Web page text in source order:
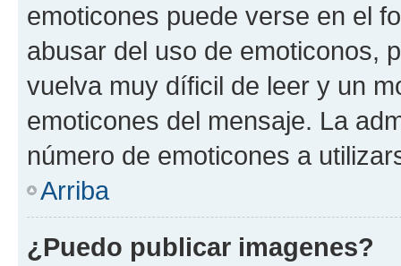
emoticones puede verse en el
abusar del uso de emoticonos,
vuelva muy díficil de leer y un
emoticones del mensaje. La
número de emoticones a
Arriba
¿Puedo publicar imagenes?